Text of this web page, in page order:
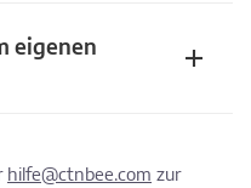
eigenen
hilfe@ctnbee.com zur